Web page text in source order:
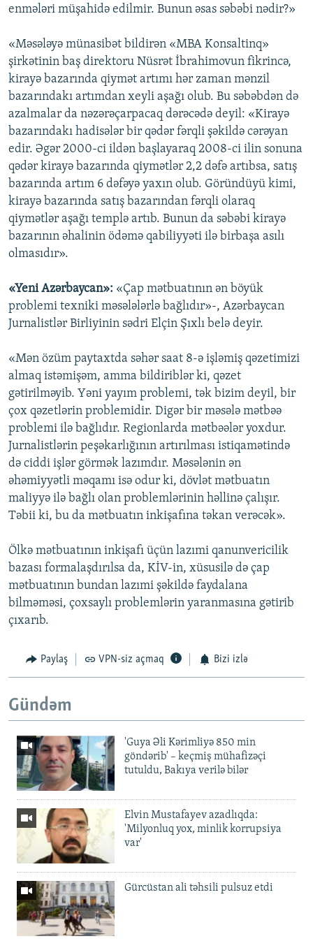
enmələri müşahidə edilmir. Bunun əsas səbəbi nədir?»
«Məsələyə münasibət bildirən «MBA Konsaltinq»
şirkətinin baş direktoru Nüsrət İbrahimovun fikrincə,
kirayə bazarında qiymət artımı hər zaman mənzil
bazarındakı artımdan xeyli aşağı olub. Bu səbəbdən də
azalmalar da nəzərəçarpacaq dərəcədə deyil: «Kirayə
bazarındakı hadisələr bir qədər fərqli şəkildə cərəyan
edir. Əgər 2000-ci ildən başlayaraq 2008-ci ilin sonuna
qədər kirayə bazarında qiymətlər 2,2 dəfə artıbsa, satış
bazarında artım 6 dəfəyə yaxın olub. Göründüyü kimi,
kirayə bazarında satış bazarından fərqli olaraq
qiymətlər aşağı templə artıb. Bunun da səbəbi kirayə
bazarının əhalinin ödəmə qabiliyyəti ilə birbaşa asılı
olmasıdır».
«Yeni Azərbaycan»: «Çap mətbuatının ən böyük
problemi texniki məsələlərlə bağlıdır»-, Azərbaycan
Jurnalistlər Birliyinin sədri Elçin Şıxlı belə deyir.
«Mən özüm paytaxtda səhər saat 8-ə işləmiş qəzetimizi
almaq istəmişəm, amma bildiriblər ki, qəzet
gətirilməyib. Yəni yayım problemi, tək bizim deyil, bir
çox qəzetlərin problemidir. Digər bir məsələ mətbəə
problemi ilə bağlıdır. Regionlarda mətbəələr yoxdur.
Jurnalistlərin peşəkarlığının artırılması istiqamətində
də ciddi işlər görmək lazımdır. Məsələnin ən
əhəmiyyətli məqamı isə odur ki, dövlət mətbuatın
maliyyə ilə bağlı olan problemlərinin həllinə çalışır.
Təbii ki, bu da mətbuatın inkişafına təkan verəcək».
Ölkə mətbuatının inkişafı üçün lazımi qanunvericilik
bazası formalaşdırılsa da, KİV-in, xüsusilə də çap
mətbuatının bundan lazımi şəkildə faydalana
bilməməsi, çoxsaylı problemlərin yaranmasına gətirib
çıxarıb.
Paylaş VPN-siz açmaq Bizi izlə
Gündəm
'Guya Əli Kərimliyə 850 min
göndərib' – keçmiş mühafizəçi
tutuldu, Bakıya verilə bilər
Elvin Mustafayev azadlıqda:
'Milyonluq yox, minlik korrupsiya
var'
Gürcüstan ali təhsili pulsuz etdi